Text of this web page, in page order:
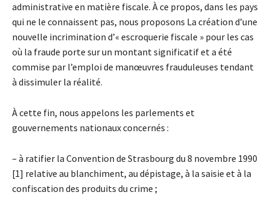
administrative en matière fiscale. À ce propos, dans les pays
qui ne le connaissent pas, nous proposons La création d’une
nouvelle incrimination d’« escroquerie fiscale » pour les cas
où la fraude porte sur un montant significatif et a été
commise par l’emploi de manœuvres frauduleuses tendant
à dissimuler la réalité.
À cette fin, nous appelons les parlements et
gouvernements nationaux concernés :
– à ratifier la Convention de Strasbourg du 8 novembre 1990
[1] relative au blanchiment, au dépistage, à la saisie et à la
confiscation des produits du crime ;